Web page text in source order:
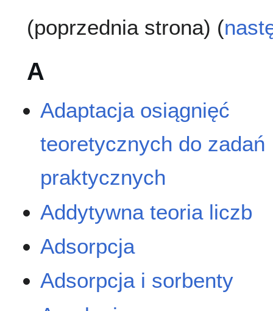
(poprzednia strona) (
A
Adaptacja osiągnięć
teoretycznych do zadań
praktycznych
Addytywna teoria liczb
Adsorpcja
Adsorpcja i sorbenty